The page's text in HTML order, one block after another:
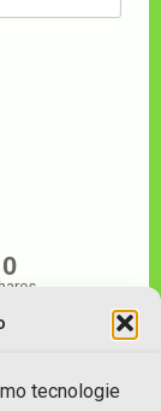
tecnologie
0